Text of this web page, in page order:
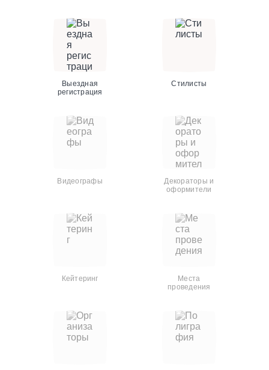
Выездная
регистрация
Стилисты
Видеографы
Декораторы и
оформители
Кейтеринг
Места
проведения